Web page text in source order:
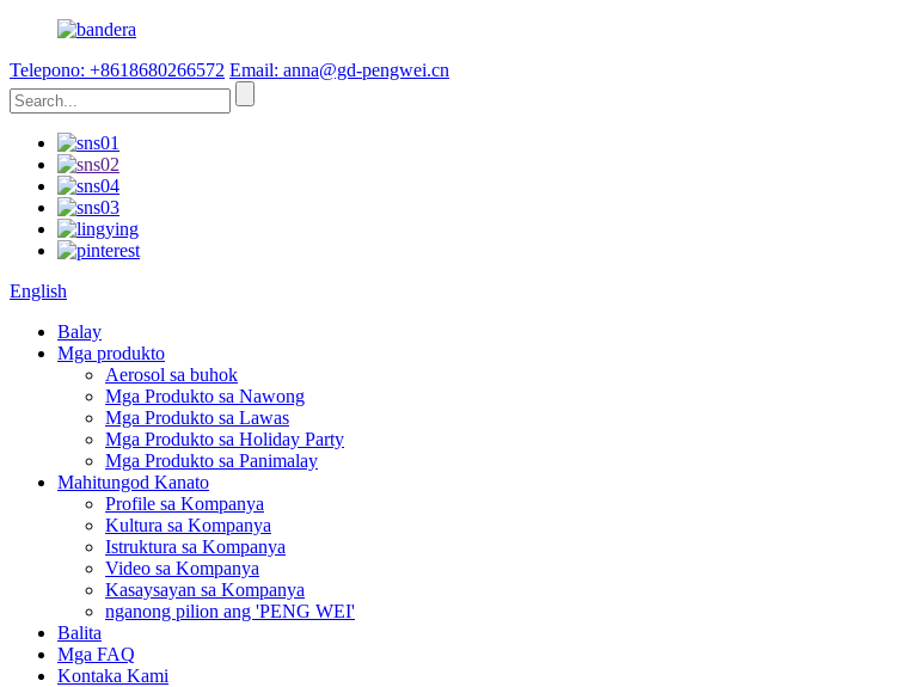
Telepono: +8618680266572 Email: anna@gd-pengwei.cn
English
Balay
Mga produkto
Aerosol sa buhok
Mga Produkto sa Nawong
Mga Produkto sa Lawas
Mga Produkto sa Holiday Party
Mga Produkto sa Panimalay
Mahitungod Kanato
Profile sa Kompanya
Kultura sa Kompanya
Istruktura sa Kompanya
Video sa Kompanya
Kasaysayan sa Kompanya
nganong pilion ang 'PENG WEI'
Balita
Mga FAQ
Kontaka Kami